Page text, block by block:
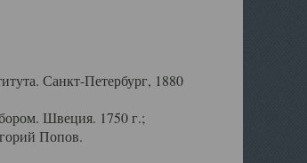
Санкт-Петербург, 1880
Швеция. 1750 г.;
Попов.